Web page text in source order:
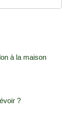
à la maison
?